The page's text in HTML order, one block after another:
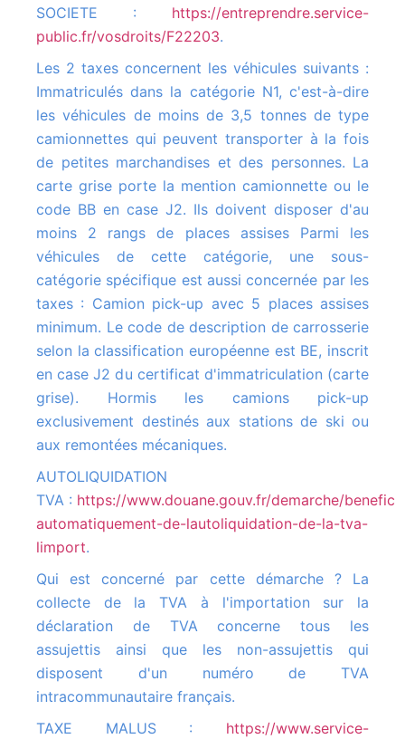
SOCIETE : https://entreprendre.service-
public.fr/vosdroits/F22203.
Les 2 taxes concernent les véhicules suivants :
Immatriculés dans la catégorie N1, c'est-à-dire
les véhicules de moins de 3,5 tonnes de type
camionnettes qui peuvent transporter à la fois
de petites marchandises et des personnes. La
carte grise porte la mention camionnette ou le
code BB en case J2. Ils doivent disposer d'au
moins 2 rangs de places assises Parmi les
véhicules de cette catégorie, une sous-
catégorie spécifique est aussi concernée par les
taxes : Camion pick-up avec 5 places assises
minimum. Le code de description de carrosserie
selon la classification européenne est BE, inscrit
en case J2 du certificat d'immatriculation (carte
grise). Hormis les camions pick-up
exclusivement destinés aux stations de ski ou
aux remontées mécaniques.
AUTOLIQUIDATION
TVA : https://www.douane.gouv.fr/demarche/
automatiquement-de-lautoliquidation-de-la-tva-
limport.
Qui est concerné par cette démarche ? La
collecte de la TVA à l'importation sur la
déclaration de TVA concerne tous les
assujettis ainsi que les non-assujettis qui
disposent d'un numéro de TVA
intracommunautaire français.
TAXE MALUS : https://www.service-